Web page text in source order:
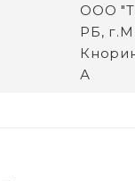
ООО
РБ,
А